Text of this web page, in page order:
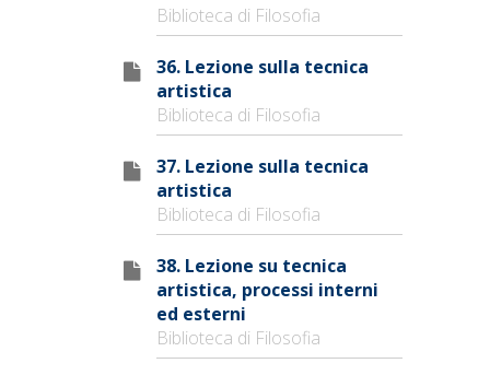
Biblioteca di Filosofia
36. Lezione sulla tecnica
artistica
Biblioteca di Filosofia
37. Lezione sulla tecnica
artistica
Biblioteca di Filosofia
38. Lezione su tecnica
artistica, processi interni
ed esterni
Biblioteca di Filosofia